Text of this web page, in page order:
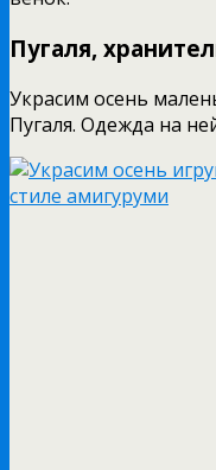
Пугаля,
Украсим осень
Пугаля. Одежда на